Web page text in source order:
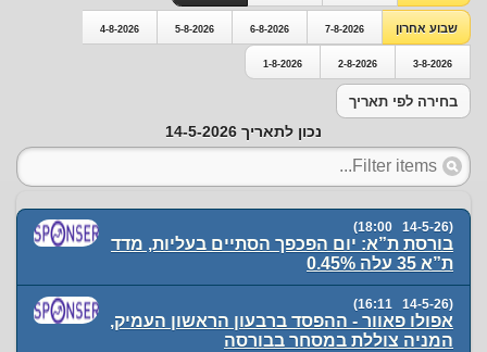
שבוע אחרון 7-8-2026
6-8-2026
5-8-2026
4-8-2026
3-8-2026
2-8-2026
1-8-2026
בחירה לפי תאריך
נכון לתאריך 14-5-2026
(14-5-26 18:00)
בורסת ת”א: יום הפכפך הסתיים בעליות, מדד
ת”א 35 עלה 0.45%
(14-5-26 16:11)
אפולו פאוור - ההפסד ברבעון הראשון העמיק,
המניה צוללת במסחר בבורסה